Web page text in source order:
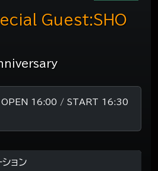
Guest:SHO
16:00 / START 16:30
ョン